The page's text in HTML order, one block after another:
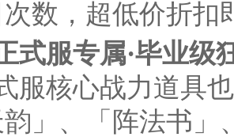
数，超低价折扣
式服专属·毕业级
服核心战力道具
韵」、「阵法书